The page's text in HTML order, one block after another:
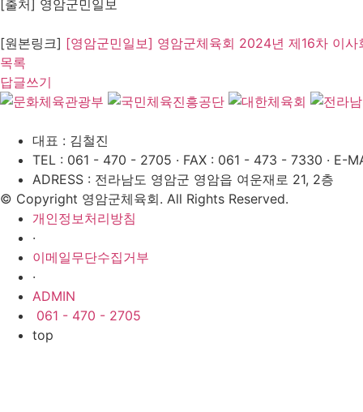
[출처] 영암군민일보
[원본링크] [영암군민일보] 영암군체육회 2024년 제16차 이
목록
답글쓰기
대표 : 김철진
TEL : 061 - 470 - 2705 · FAX : 061 - 473 - 7330 · E-
ADRESS : 전라남도 영암군 영암읍 여운재로 21, 2층
© Copyright 영암군체육회. All Rights Reserved.
개인정보처리방침
·
이메일무단수집거부
·
ADMIN
061 - 470 - 2705
top